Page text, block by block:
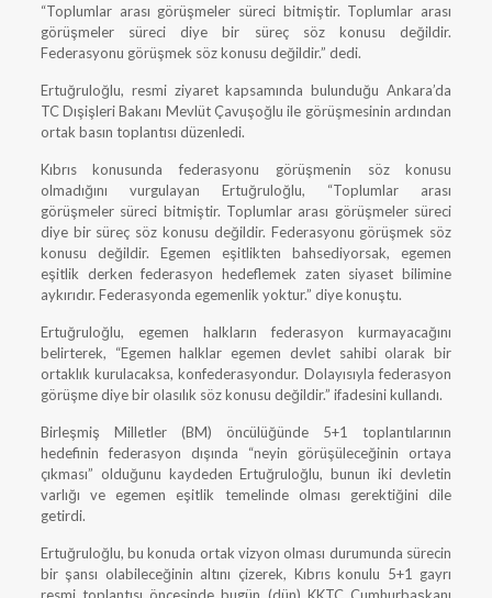
“Toplumlar arası görüşmeler süreci bitmiştir. Toplumlar arası
görüşmeler süreci diye bir süreç söz konusu değildir.
Federasyonu görüşmek söz konusu değildir.” dedi.
Ertuğruloğlu, resmi ziyaret kapsamında bulunduğu Ankara’da
TC Dışişleri Bakanı Mevlüt Çavuşoğlu ile görüşmesinin ardından
ortak basın toplantısı düzenledi.
Kıbrıs konusunda federasyonu görüşmenin söz konusu
olmadığını vurgulayan Ertuğruloğlu, “Toplumlar arası
görüşmeler süreci bitmiştir. Toplumlar arası görüşmeler süreci
diye bir süreç söz konusu değildir. Federasyonu görüşmek söz
konusu değildir. Egemen eşitlikten bahsediyorsak, egemen
eşitlik derken federasyon hedeflemek zaten siyaset bilimine
aykırıdır. Federasyonda egemenlik yoktur.” diye konuştu.
Ertuğruloğlu, egemen halkların federasyon kurmayacağını
belirterek, “Egemen halklar egemen devlet sahibi olarak bir
ortaklık kurulacaksa, konfederasyondur. Dolayısıyla federasyon
görüşme diye bir olasılık söz konusu değildir.” ifadesini kullandı.
Birleşmiş Milletler (BM) öncülüğünde 5+1 toplantılarının
hedefinin federasyon dışında “neyin görüşüleceğinin ortaya
çıkması” olduğunu kaydeden Ertuğruloğlu, bunun iki devletin
varlığı ve egemen eşitlik temelinde olması gerektiğini dile
getirdi.
Ertuğruloğlu, bu konuda ortak vizyon olması durumunda sürecin
bir şansı olabileceğinin altını çizerek, Kıbrıs konulu 5+1 gayrı